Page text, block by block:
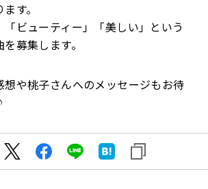
す。
ビューティー」「美しい」という
募集します。
想や桃子さんへのメッセージもお待